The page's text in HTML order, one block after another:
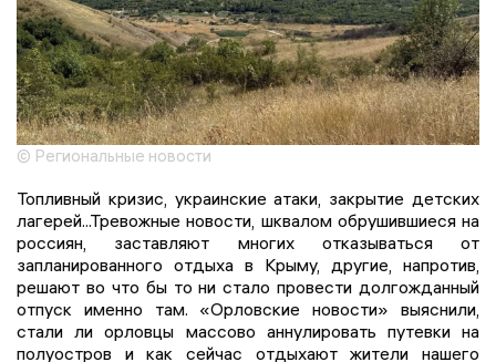
© Региональные новости
Топливный кризис, украинские атаки, закрытие детских
лагерей...Тревожные новости, шквалом обрушившиеся на
россиян, заставляют многих отказываться от
запланированного отдыха в Крыму, другие, напротив,
решают во что бы то ни стало провести долгожданный
отпуск именно там. «Орловские новости» выяснили,
стали ли орловцы массово аннулировать путевки на
полуостров и как сейчас отдыхают жители нашего